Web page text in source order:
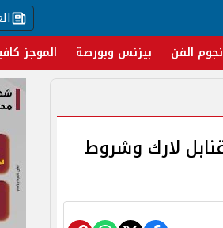
نجوم الفن بيزنس وبورصة الموجز
لارك وشروط